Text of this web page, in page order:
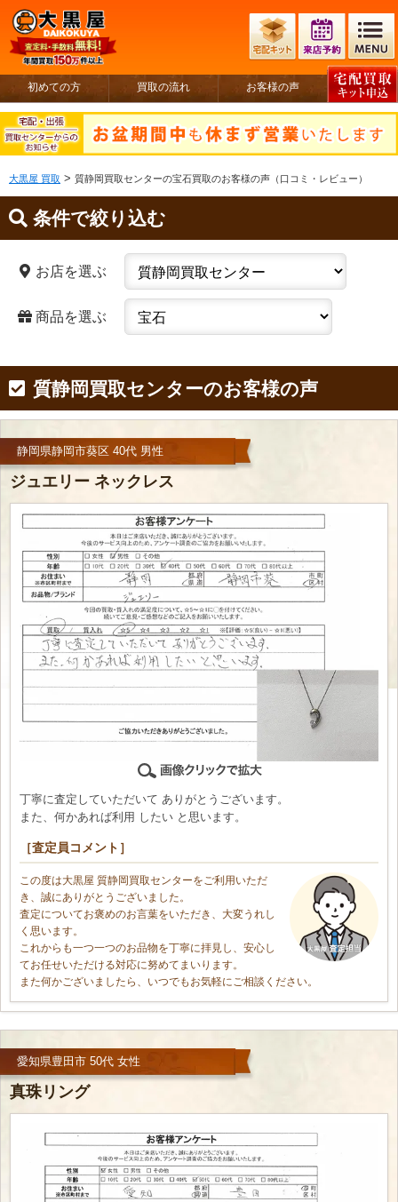
初めての方 買取の流れ お客様の声
大黒屋 買取 > 質静岡買取センターの宝石買取のお客様の声（口コミ・レビュー）
条件で絞り込む
お店を選ぶ
商品を選ぶ
質静岡買取センターのお客様の声
静岡県静岡市葵区 40代 男性
ジュエリー ネックレス
丁寧に査定していただいて ありがとうございます。
また、何かあれば利用 したい と思います。
［査定員コメント］
この度は大黒屋 質静岡買取センターをご利用いただ
き、誠にありがとうございました。
査定についてお褒めのお言葉をいただき、大変うれし
く思います。
これからも一つ一つのお品物を丁寧に拝見し、安心し
てお任せいただける対応に努めてまいります。
また何かございましたら、いつでもお気軽にご相談ください。
愛知県豊田市 50代 女性
真珠リング